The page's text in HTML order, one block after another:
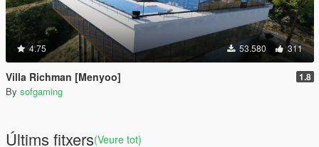
4.75 53.580 311
Villa Richman [Menyoo] 1.8
By sofgaming
Últims fitxers(Veure tot)